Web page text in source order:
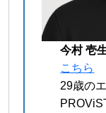
今村 壱
こちら
29歳の